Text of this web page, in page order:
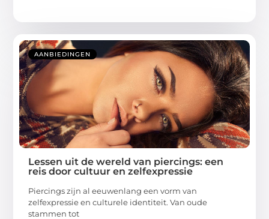
AANBIEDINGEN
Lessen uit de wereld van piercings: een
reis door cultuur en zelfexpressie
Piercings zijn al eeuwenlang een vorm van
zelfexpressie en culturele identiteit. Van oude
stammen tot